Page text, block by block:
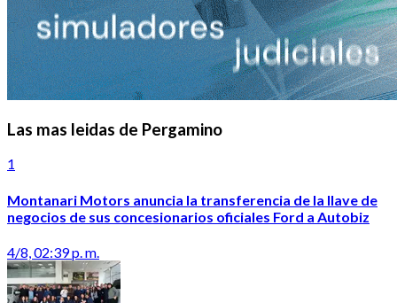
Las mas leidas de Pergamino
1
Montanari Motors anuncia la transferencia de la llave de
negocios de sus concesionarios oficiales Ford a Autobiz
4/8, 02:39 p. m.